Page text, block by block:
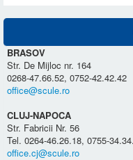
BRASOV
Str. De Mijloc nr. 164
0268-47.66.52, 0752-42.42.42
office@scule.ro
CLUJ-NAPOCA
Str. Fabricii Nr. 56
Tel. 0264-46.26.18, 0755-
office.cj@scule.ro